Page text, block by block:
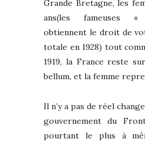
Grande Bretagne, les
ans(les fameuses
obtiennent le droit de
totale en 1928) tout
1919, la France reste
bellum, et la femme
Il n’y a pas de réel
gouvernement du
pourtant le plus à